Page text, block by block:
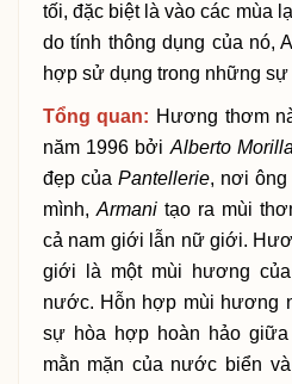
tối, đặc biệt là vào các mùa
do tính thông dụng của nó,
hợp sử dụng trong những sự
Tổng quan: Hương thơm
năm 1996 bởi Alberto
đẹp của Pantellerie, nơi ông
mình, Armani tạo ra mùi
cả nam giới lẫn nữ giới.
giới là một mùi hương
nước. Hỗn hợp mùi hương
sự hòa hợp hoàn hảo
mằn mặn của nước biển